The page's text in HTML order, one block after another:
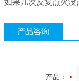
，如果几次反复点火
产品咨询
产品：